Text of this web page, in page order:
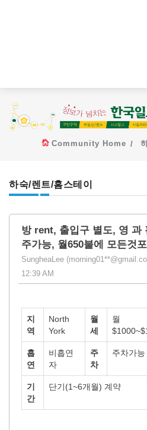
Community Home
하숙/렌트/홈스테이
방 rent, 출입구 별도, 영 과
주가능, 월650불에 모든것
SungheaLee
12:39 AM
지
역
North
York
월
세
월
흡
연
비흡연
자
주
차
주차가능
기
간
단기(1~6개월) 계약